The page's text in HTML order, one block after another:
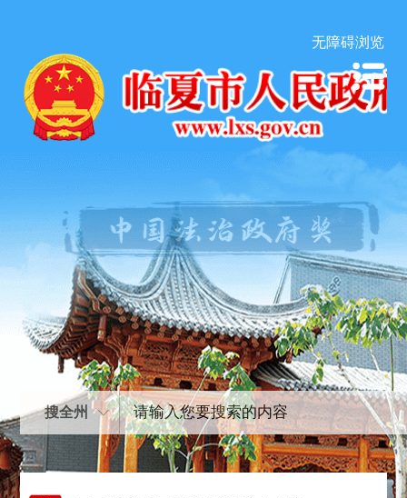
无障碍浏览
搜全州市领导调研督导防汛减灾工作并开
展巡河